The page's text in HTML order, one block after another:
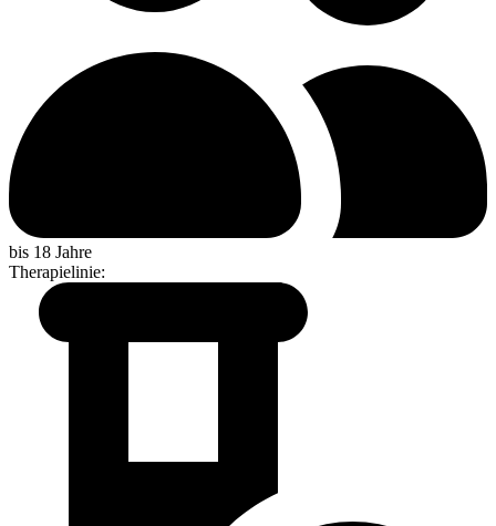
bis 18 Jahre
Therapielinie: